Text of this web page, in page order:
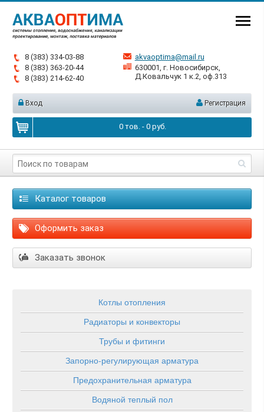
8 (383) 334-03-88
8 (383) 363-20-44
8 (383) 214-62-40
akvaoptima@mail.ru
630001, г. Новосибирск,
Д.Ковальчук 1 к.2, оф.313
Вход Регистрация
0тов. - 0руб.
Каталог товаров
Оформить заказ
Заказать звонок
Котлы отопления
Радиаторы и конвекторы
Трубы и фитинги
Запорно-регулирующая арматура
Предохранительная арматура
Водяной теплый пол